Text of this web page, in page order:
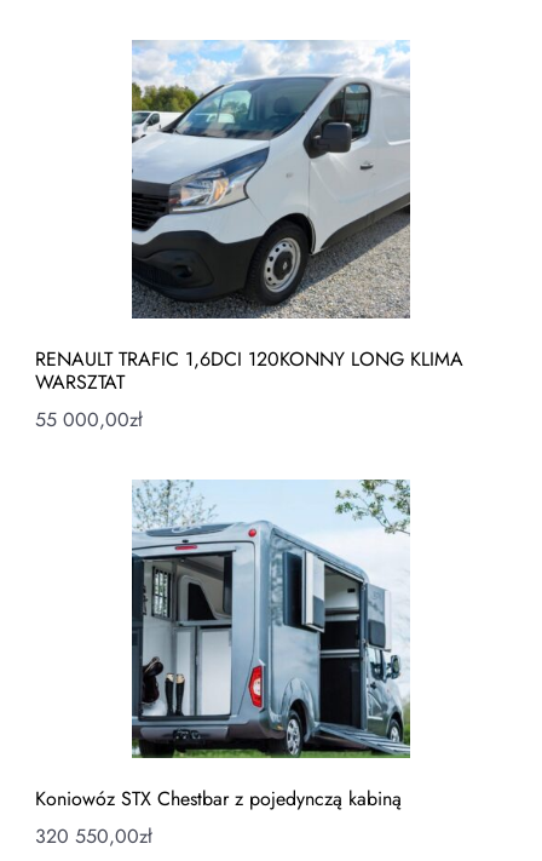
RENAULT TRAFIC 1,6DCI 120KONNY LONG KLIMA
WARSZTAT
55 000,00zł
Koniowóz STX Chestbar z pojedynczą kabiną
320 550,00zł